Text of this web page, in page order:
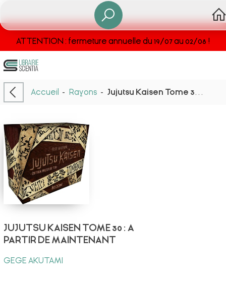
ATTENTION : fermeture annuelle du 19/07 au 02/08 !
Accueil - Rayons - Jujutsu Kaisen Tome 30 : A Partir De Maintenant
JUJUTSU KAISEN TOME 30 : A
PARTIR DE MAINTENANT
GEGE AKUTAMI